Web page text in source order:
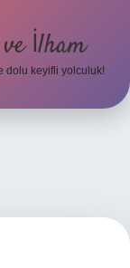
İlham
dolu keyifli yolculuk!